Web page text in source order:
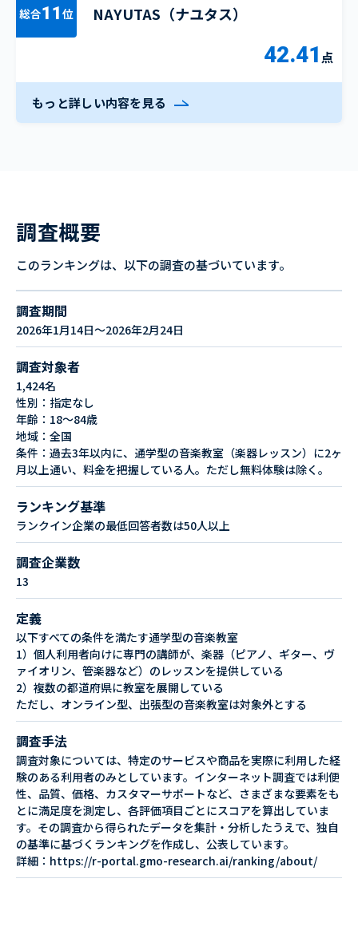
総合11 位 NAYUTAS（ナユタス）
42.41 点
もっと詳しい内容を見る
調査概要
このランキングは、以下の調査の基づいています。
調査期間
2026年1月14日～2026年2月24日
調査対象者
1,424名
性別：指定なし
年齢：18～84歳
地域：全国
条件：過去3年以内に、通学型の音楽教室（楽器レッスン）に2ヶ
月以上通い、料金を把握している人。ただし無料体験は除く。
ランキング基準
ランクイン企業の最低回答者数は50人以上
調査企業数
13
定義
以下すべての条件を満たす通学型の音楽教室
1）個人利用者向けに専門の講師が、楽器（ピアノ、ギター、ヴ
ァイオリン、管楽器など）のレッスンを提供している
2）複数の都道府県に教室を展開している
ただし、オンライン型、出張型の音楽教室は対象外とする
調査手法
調査対象については、特定のサービスや商品を実際に利用した経
験のある利用者のみとしています。インターネット調査では利便
性、品質、価格、カスタマーサポートなど、さまざまな要素をも
とに満足度を測定し、各評価項目ごとにスコアを算出していま
す。その調査から得られたデータを集計・分析したうえで、独自
の基準に基づくランキングを作成し、公表しています。
詳細：https://r-portal.gmo-research.ai/ranking/about/